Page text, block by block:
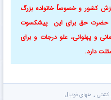
کشور و خصوصاً خانواده بزرگ
حضرت حق برای این پیشکسوت
و پهلوانی، علو درجات و برای
دارد.
کشتی , منهای فوتبال